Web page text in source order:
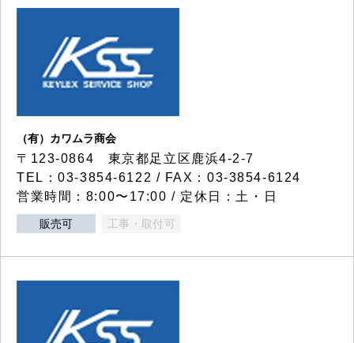
（有）カワムラ商会
〒123-0864 東京都足立区鹿浜4-2-7
TEL：03-3854-6122 / FAX：03-3854-6124
営業時間：8:00〜17:00 / 定休日：土・日
販売可 工事・取付可